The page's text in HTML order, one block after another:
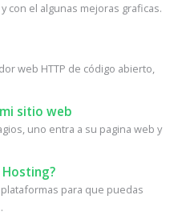
con el algunas mejoras graficas.
web HTTP de código abierto,
sitio web
uno entra a su pagina web y
para que puedas